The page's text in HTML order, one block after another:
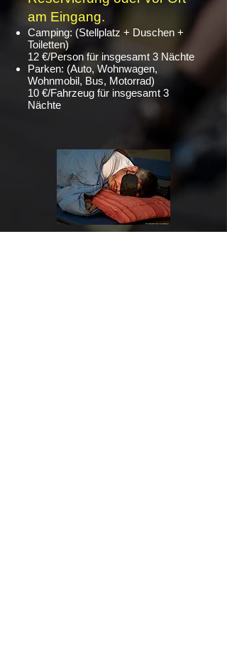
am Eingang.
Camping: (Stellplatz + Duschen +
Toiletten)
12 €/Person für insgesamt 3 Nächte
Parken: (Auto, Wohnwagen,
Wohnmobil, Bus, Motorrad)
10 €/Fahrzeug für insgesamt 3
Nächte